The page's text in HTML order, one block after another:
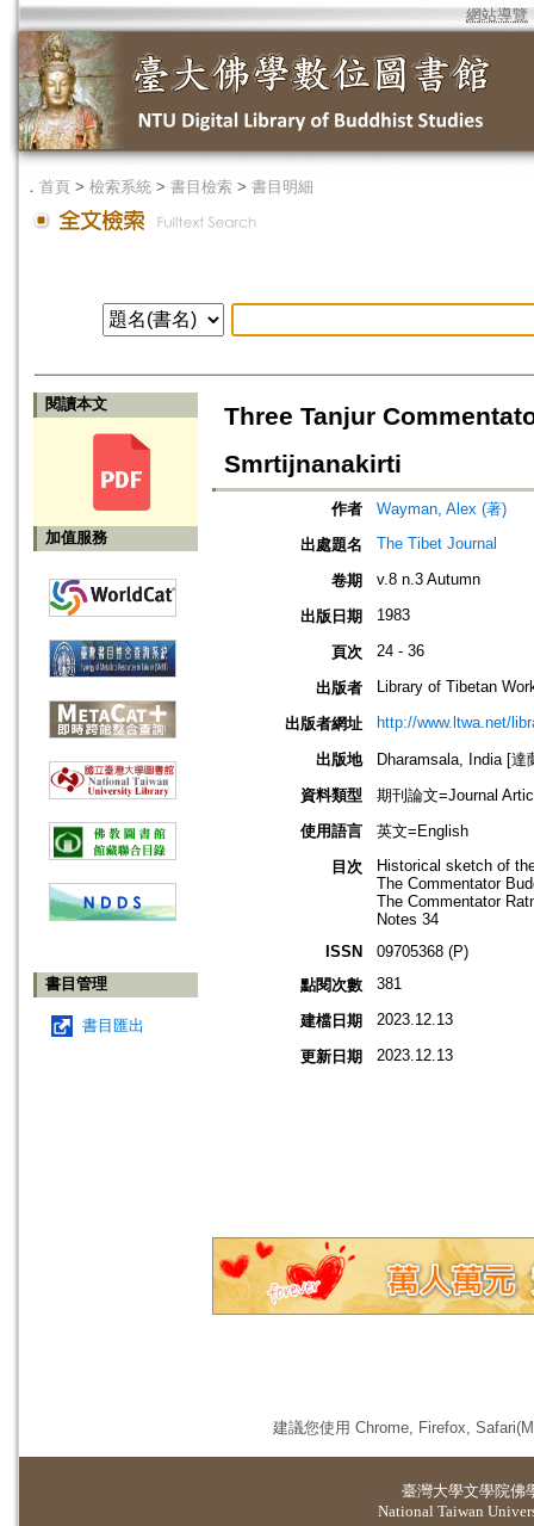
網站導覽
． 首頁 > 檢索系統 > 書目檢索 > 書目明細
閱讀本文
加值服務
書目管理
書目匯出
Three Tanjur
Smrtijnanakirti
作者
Wayman, Alex (著)
出處題名
The Tibet Journal
卷期 v.8 n.3 Autumn
出版日期 1983
頁次 24 - 36
出版者 Library of Tibetan
出版者網址 http://www.ltwa.net/
出版地
Dharamsala, India [達
資料類型
期刊論文=Journal
使用語言
英文=English
目次
Historical sketch of
The Commentator
The Commentator
Notes 34
ISSN
09705368 (P)
點閱次數
381
建檔日期 2023.12.13
更新日期 2023.12.13
建議您使用 Chrome, Firefox,
臺灣大學文學院佛
National Taiwan